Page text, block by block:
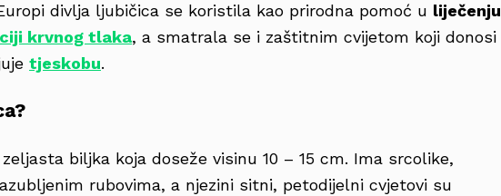
divlja ljubičica se koristila kao prirodna pomoć u liječenju
krvnog tlaka, a smatrala se i zaštitnim cvijetom koji donosi
tjeskobu.
biljka koja doseže visinu 10 – 15 cm. Ima srcolike,
rubovima, a njezini sitni, petodijelni cvjetovi su